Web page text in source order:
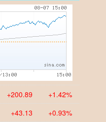
+200.89 +1.42%
+43.13 +0.93%